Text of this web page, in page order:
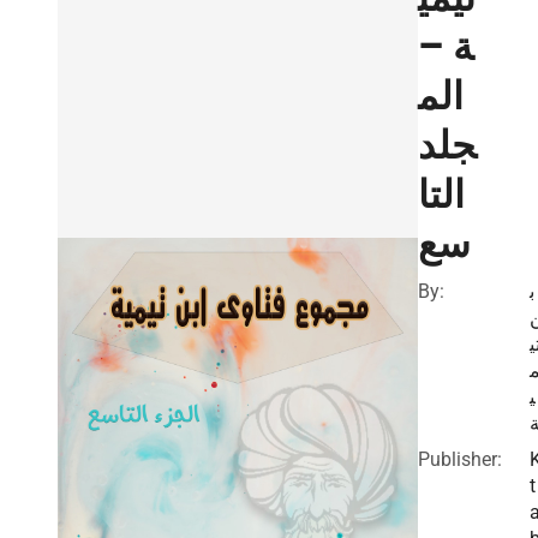
ة –
الم
جلد
التا
سع
By:
ب
ي
Publisher:
t